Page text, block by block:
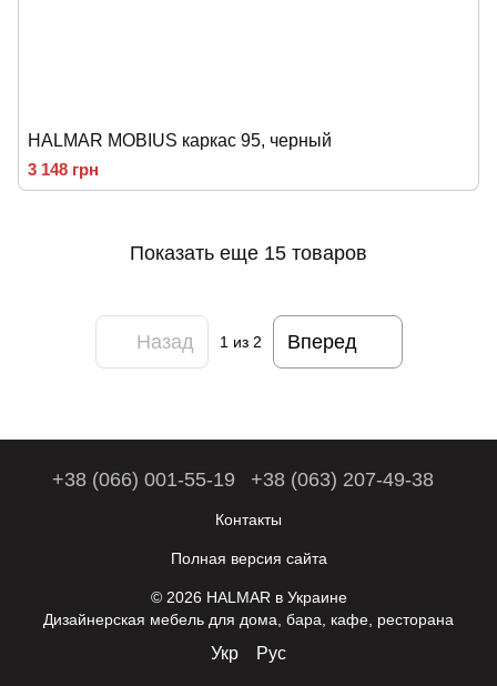
HALMAR MOBIUS каркас 95, черный
3 148 грн
Показать еще 15 товаров
Назад 1 из 2 Вперед
+38 (066) 001-55-19 +38 (063) 207-49-38
Контакты
Полная версия сайта
© 2026 HALMAR в Украине
Дизайнерская мебель для дома, бара, кафе, ресторана
Укр Рус